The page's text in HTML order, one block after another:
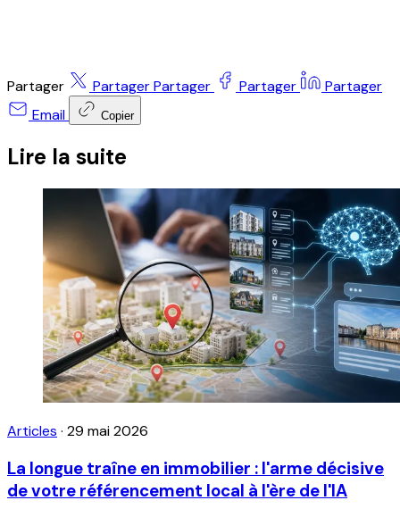
Partager PartagerPartager Partager
Partager
Email
Copier
Lire la suite
Articles · 29 mai 2026
La longue traîne en immobilier : l'arme décisive
de votre référencement local à l'ère de l'IA